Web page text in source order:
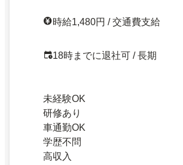
時給1,480円 / 交通費支給
18時までに退社可 / 長期
未経験OK
研修あり
車通勤OK
学歴不問
高収入